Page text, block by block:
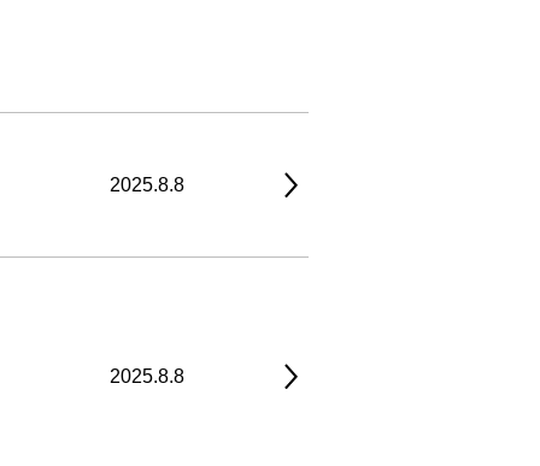
2025.8.8
2025.8.8